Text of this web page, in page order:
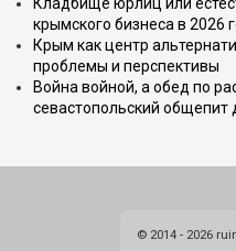
крымского бизнеса в 2026
Крым как центр
проблемы и перспективы
Война войной, а обед по
севастопольский общепит
© 2014 - 2026